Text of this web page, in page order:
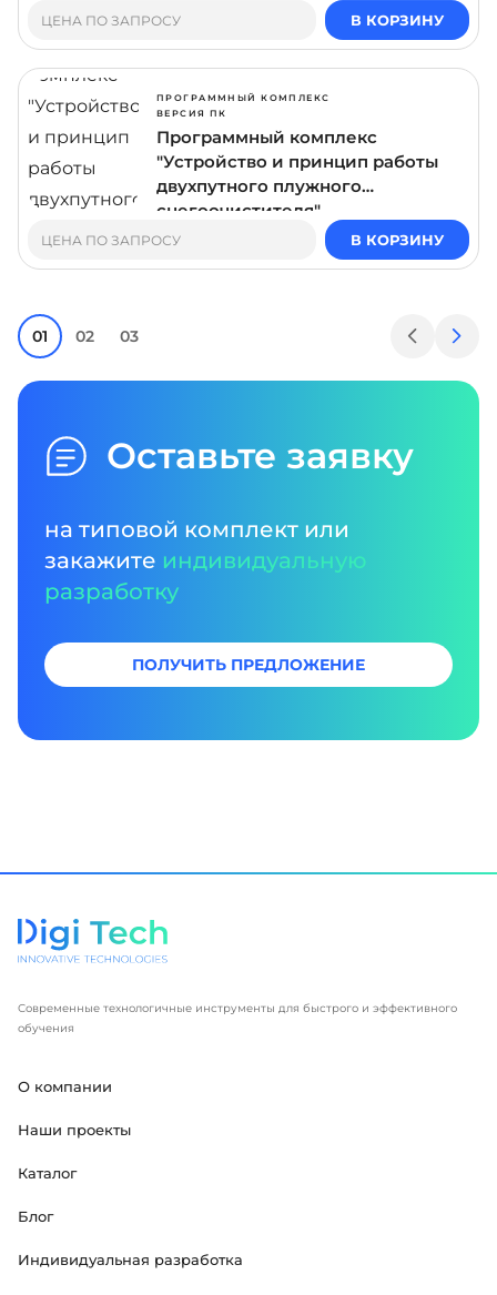
ЦЕНА ПО ЗАПРОСУ В КОРЗИНУ
ПРОГРАММНЫЙ КОМПЛЕКС
ВЕРСИЯ ПК
Программный комплекс
"Устройство и принцип работы
двухпутного плужного
снегоочистителя"
ЦЕНА ПО ЗАПРОСУ В КОРЗИНУ
01 02 03
Оставьте заявку
на типовой комплект или
закажите индивидуальную
разработку
ПОЛУЧИТЬ ПРЕДЛОЖЕНИЕ
Современные технологичные инструменты для быстрого и эффективного
обучения
О компании
Наши проекты
Каталог
Блог
Индивидуальная разработка